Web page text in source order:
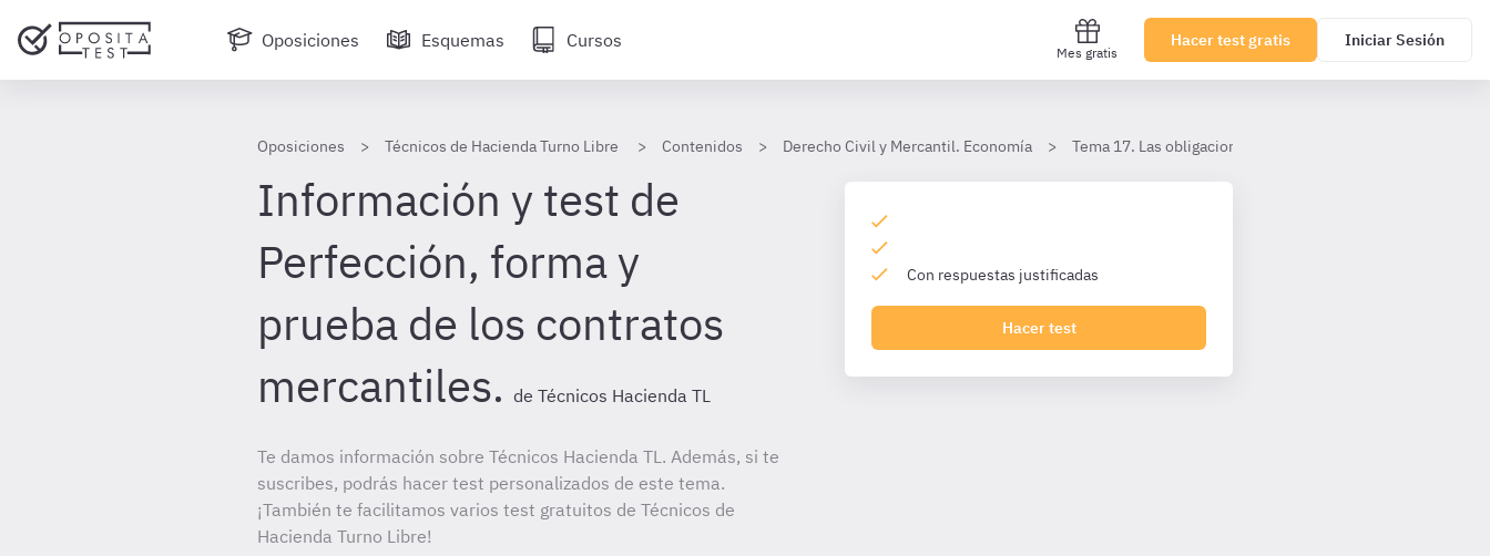
Oposiciones Esquemas Cursos
Mes gratis
Hacer test gratis Iniciar Sesión
Oposiciones Técnicos de Hacienda Turno Libre Contenidos Derecho Civil y Mercantil. Economía Tema 17. Las obligaciones mercantiles
Información y test de
Perfección, forma y
prueba de los contratos
mercantiles. de Técnicos Hacienda TL
Te damos información sobre Técnicos Hacienda TL. Además, si te
suscribes, podrás hacer test personalizados de este tema.
¡También te facilitamos varios test gratuitos de Técnicos de
Hacienda Turno Libre!
Con respuestas justificadas
Hacer test